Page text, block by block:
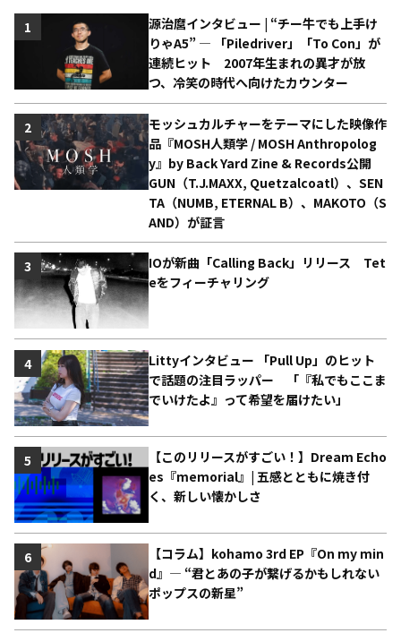
源治麿インタビュー | “チー牛でも上手け
りゃA5” ― 「Piledriver」「To Con」が
連続ヒット 2007年生まれの異才が放
つ、冷笑の時代へ向けたカウンター
1
モッシュカルチャーをテーマにした映像作
品『MOSH人類学 / MOSH Anthropolog
y』by Back Yard Zine & Records公開
GUN（T.J.MAXX, Quetzalcoatl）、SEN
TA（NUMB, ETERNAL B）、MAKOTO（S
AND）が証言
2
IOが新曲「Calling Back」リリース Tet
eをフィーチャリング
3
Littyインタビュー 「Pull Up」のヒット
で話題の注目ラッパー 「『私でもここま
でいけたよ』って希望を届けたい」
4
【このリリースがすごい！】Dream Echo
es『memorial』| 五感とともに焼き付
く、新しい懐かしさ
5
【コラム】kohamo 3rd EP『On my min
d』― “君とあの子が繋げるかもしれない
ポップスの新星”
6